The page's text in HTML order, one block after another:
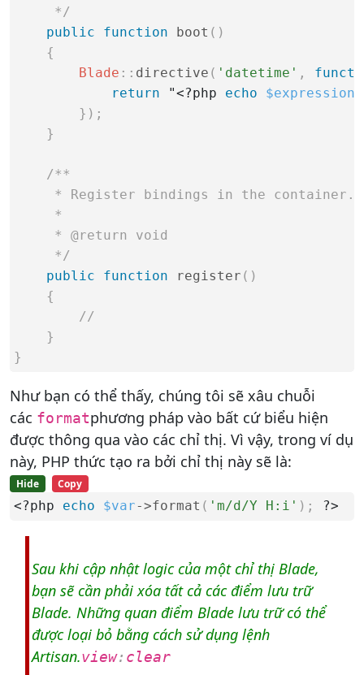
     */
public
function boot ( )
{
Blade :: directive ( 'datetime' ,
return "<?php echo $expression
} ) ;
}
/**
     * Register bindings in the container.
     *
     * @return void
     */
public
function register ( )
{
}
}
Như bạn có thể thấy, chúng tôi sẽ xâu chuỗi
các formatphương pháp vào bất cứ biểu hiện
được thông qua vào các chỉ thị. Vì vậy, trong ví dụ
này, PHP thức tạo ra bởi chỉ thị này sẽ là:
Hide Copy
<?php echo $var->format ( 'm/d/Y H:i' ) ; ?>
Sau khi cập nhật logic của một chỉ thị Blade,
bạn sẽ cần phải xóa tất cả các điểm lưu trữ
Blade. Những quan điểm Blade lưu trữ có thể
được loại bỏ bằng cách sử dụng lệnh
Artisan.view: clear